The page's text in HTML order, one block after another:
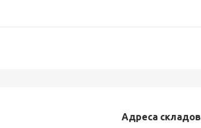
Адреса складов